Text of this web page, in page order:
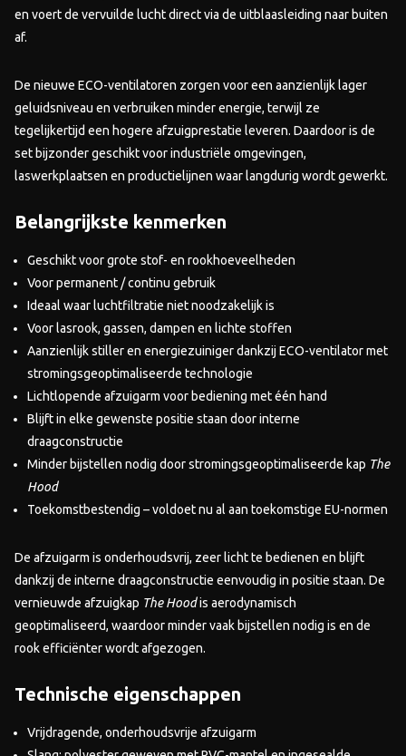
en voert de vervuilde lucht direct via de uitblaasleiding naar buiten
af.
De nieuwe ECO-ventilatoren zorgen voor een aanzienlijk lager
geluidsniveau en verbruiken minder energie, terwijl ze
tegelijkertijd een hogere afzuigprestatie leveren. Daardoor is de
set bijzonder geschikt voor industriële omgevingen,
laswerkplaatsen en productielijnen waar langdurig wordt gewerkt.
Belangrijkste kenmerken
Geschikt voor grote stof- en rookhoeveelheden
Voor permanent / continu gebruik
Ideaal waar luchtfiltratie niet noodzakelijk is
Voor lasrook, gassen, dampen en lichte stoffen
Aanzienlijk stiller en energiezuiniger dankzij ECO-ventilator met
stromingsgeoptimaliseerde technologie
Lichtlopende afzuigarm voor bediening met één hand
Blijft in elke gewenste positie staan door interne
draagconstructie
Minder bijstellen nodig door stromingsgeoptimaliseerde kap The
Hood
Toekomstbestendig – voldoet nu al aan toekomstige EU-normen
De afzuigarm is onderhoudsvrij, zeer licht te bedienen en blijft
dankzij de interne draagconstructie eenvoudig in positie staan. De
vernieuwde afzuigkap The Hoodis aerodynamisch
geoptimaliseerd, waardoor minder vaak bijstellen nodig is en de
rook efficiënter wordt afgezogen.
Technische eigenschappen
Vrijdragende, onderhoudsvrije afzuigarm